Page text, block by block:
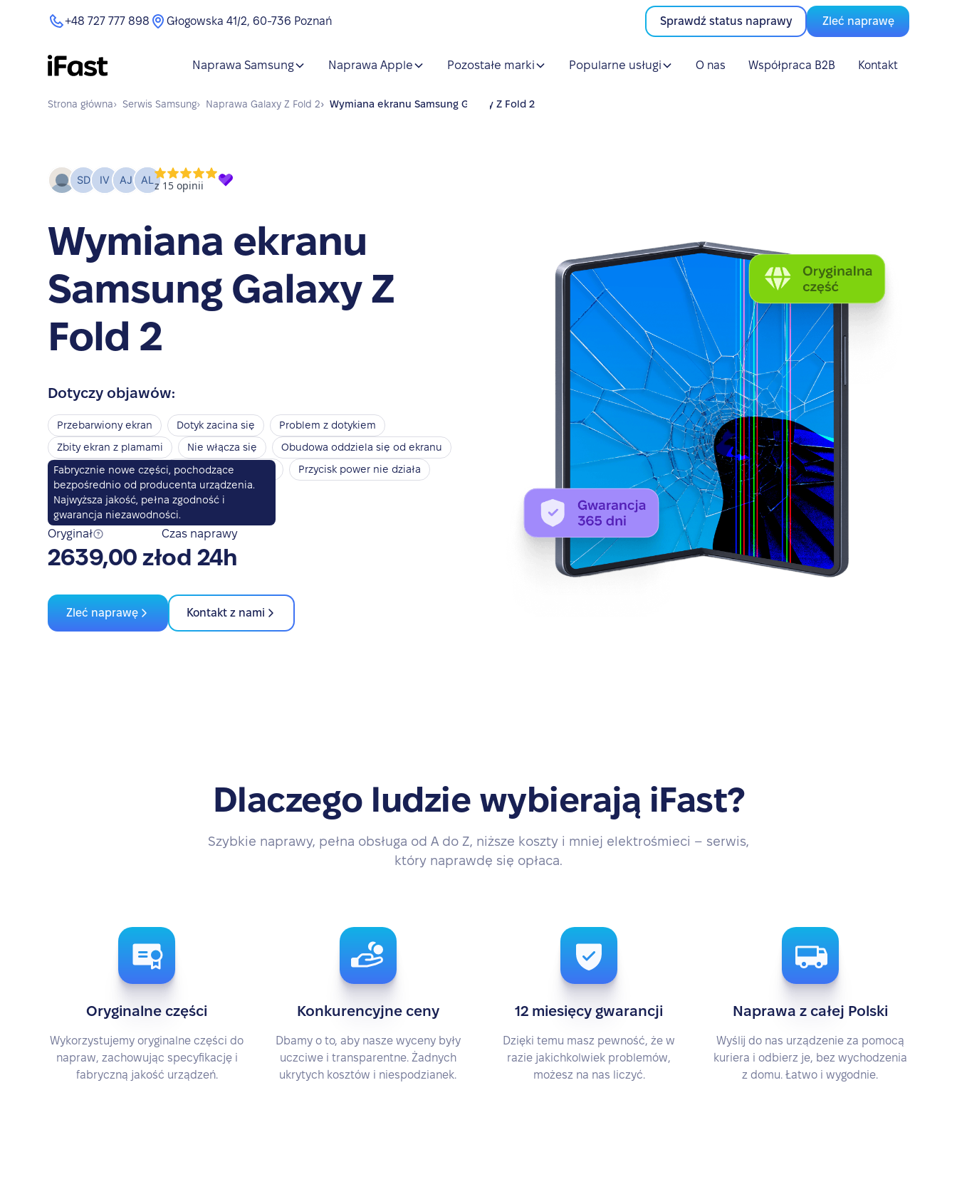
+48 727 777 898 Głogowska 41/2, 60-736 Poznań Sprawdź status naprawy Zleć naprawę
Naprawa Samsung Naprawa Apple Pozostałe marki Popularne usługi O nas Współpraca B2B Kontakt
Strona główna› Serwis Samsung› Naprawa Galaxy Z Fold 2› Wymiana ekranu Samsung Galaxy Z Fold 2
Wymiana ekranu
Samsung Galaxy Z
Fold 2
Dotyczy objawów:
Przebarwiony ekran Dotyk zacina się
Problem z dotykiem
Zbity ekran z plamami
Nie włącza się
Obudowa oddziela się od ekranu
Touch ID nie działa
Touch ID nie reaguje
Przycisk power nie działa
Przycisk głośności nie działa
Oryginał
Fabrycznie nowe części, pochodzące
bezpośrednio od producenta urządzenia.
Najwyższa jakość, pełna zgodność i
gwarancja niezawodności.
2639,00 zł
Czas naprawy
od 24h
Zleć naprawę Kontakt z nami
Dlaczego ludzie wybierają iFast?
Szybkie naprawy, pełna obsługa od A do Z, niższe koszty i mniej elektrośmieci – serwis,
który naprawdę się opłaca.
Oryginalne części
Wykorzystujemy oryginalne części do
napraw, zachowując specyfikację i
fabryczną jakość urządzeń.
Konkurencyjne ceny
Dbamy o to, aby nasze wyceny były
uczciwe i transparentne. Żadnych
ukrytych kosztów i niespodzianek.
12 miesięcy gwarancji
Dzięki temu masz pewność, że w
razie jakichkolwiek problemów,
możesz na nas liczyć.
Naprawa z całej Polski
Wyślij do nas urządzenie za pomocą
kuriera i odbierz je, bez wychodzenia
z domu. Łatwo i wygodnie.